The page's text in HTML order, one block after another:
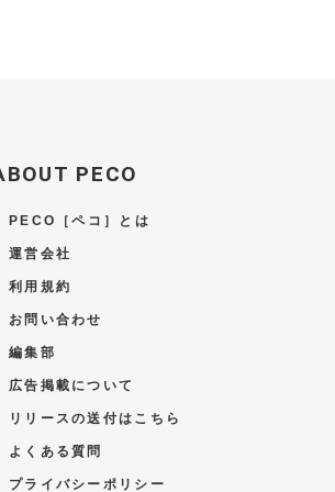
PECO
PECO［ペコ］とは
運営会社
利用規約
お問い合わせ
編集部
広告掲載について
リリースの送付はこちら
よくある質問
プライバシーポリシー